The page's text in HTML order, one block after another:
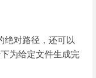
绝对路径，还可以
为给定文件生成完